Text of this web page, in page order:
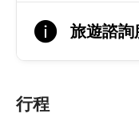
旅遊諮詢
行程